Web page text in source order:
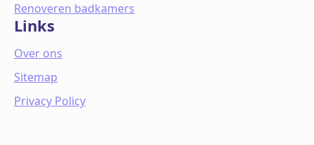
Renoveren badkamers
Links
Over ons
Sitemap
Privacy Policy